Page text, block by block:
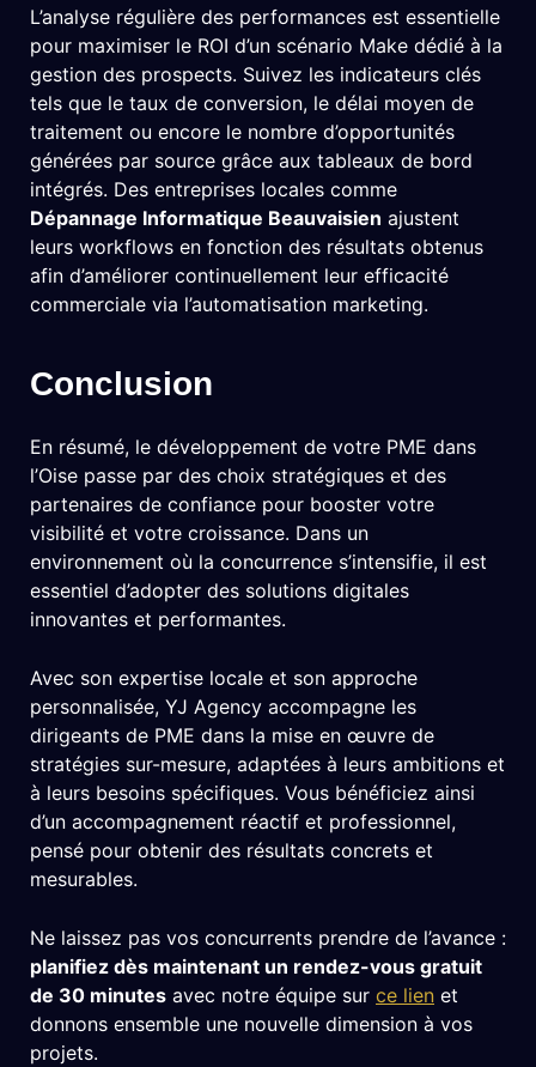
L’analyse régulière des performances est essentielle
pour maximiser le ROI d’un scénario Make dédié à la
gestion des prospects. Suivez les indicateurs clés
tels que le taux de conversion, le délai moyen de
traitement ou encore le nombre d’opportunités
générées par source grâce aux tableaux de bord
intégrés. Des entreprises locales comme
Dépannage Informatique Beauvaisien ajustent
leurs workflows en fonction des résultats obtenus
afin d’améliorer continuellement leur efficacité
commerciale via l’automatisation marketing.
Conclusion
En résumé, le développement de votre PME dans
l’Oise passe par des choix stratégiques et des
partenaires de confiance pour booster votre
visibilité et votre croissance. Dans un
environnement où la concurrence s’intensifie, il est
essentiel d’adopter des solutions digitales
innovantes et performantes.
Avec son expertise locale et son approche
personnalisée, YJ Agency accompagne les
dirigeants de PME dans la mise en œuvre de
stratégies sur-mesure, adaptées à leurs ambitions et
à leurs besoins spécifiques. Vous bénéficiez ainsi
d’un accompagnement réactif et professionnel,
pensé pour obtenir des résultats concrets et
mesurables.
Ne laissez pas vos concurrents prendre de l’avance :
planifiez dès maintenant un rendez-vous gratuit
de 30 minutes avec notre équipe sur ce lien et
donnons ensemble une nouvelle dimension à vos
projets.